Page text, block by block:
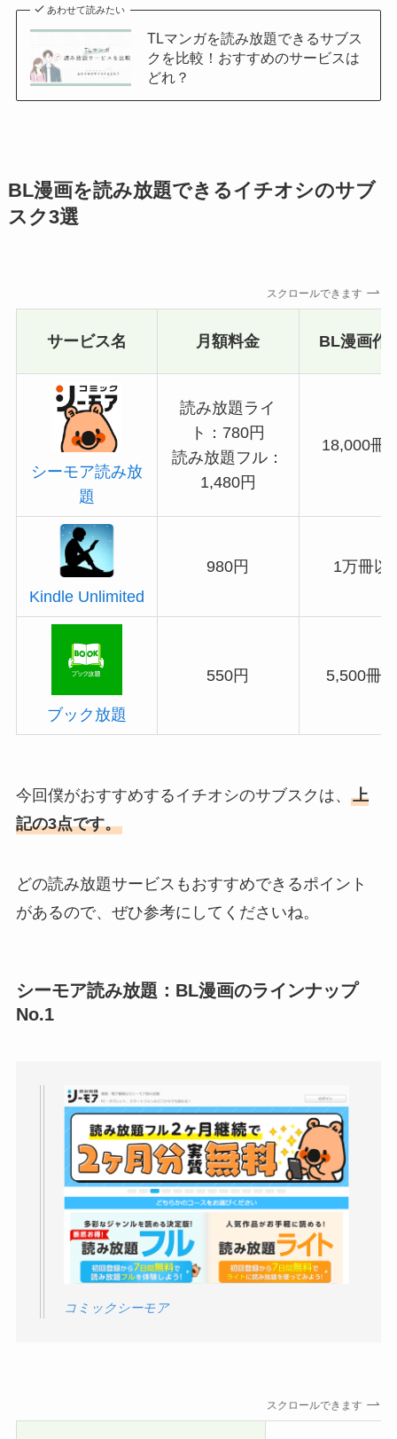
あわせて読みたい
TLマンガを読み放題できるサブス
クを比較！おすすめのサービスは
どれ？
BL漫画を読み放題できるイチオシのサブ
スク3選
スクロールできます
サービス名 月額料金 BL漫画作
シーモア読み放
題
読み放題ライ
ト：780円
読み放題フル：
1,480円
18,000冊
Kindle Unlimited
980円 1万冊以
ブック放題
550円 5,500冊
今回僕がおすすめするイチオシのサブスクは、 上
記の3点です。
どの読み放題サービスもおすすめできるポイント
があるので、ぜひ参考にしてくださいね。
シーモア読み放題：BL漫画のラインナップ
No.1
コミックシーモア
スクロールできます